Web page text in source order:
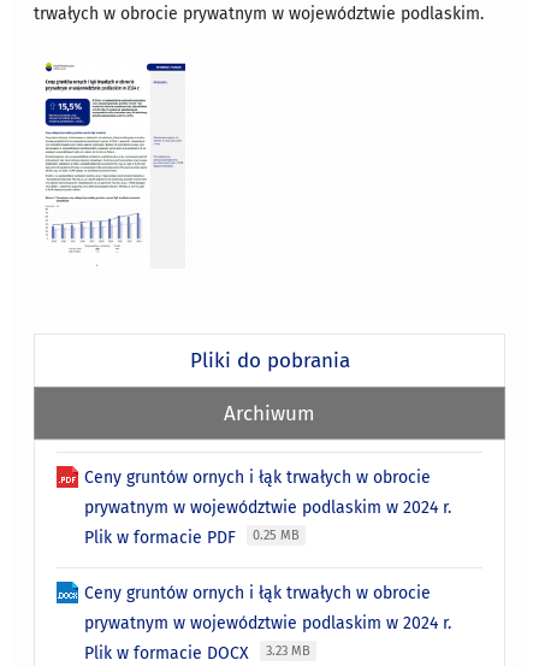
trwałych w obrocie prywatnym w województwie podlaskim.
Pliki do pobrania
Archiwum
Ceny gruntów ornych i łąk trwałych w obrocie
prywatnym w województwie podlaskim w 2024 r.
Plik w formacie PDF
0.25 MB
Ceny gruntów ornych i łąk trwałych w obrocie
prywatnym w województwie podlaskim w 2024 r.
Plik w formacie DOCX
3.23 MB